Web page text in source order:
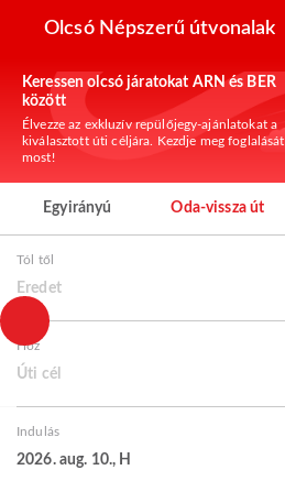
Olcsó Népszerű útvonalak
Keressen olcsó járatokat ARN és BER
között
Élvezze az exkluzív repülőjegy-ajánlatokat a
kiválasztott úti céljára. Kezdje meg foglalását
most!
Egyirányú Oda-vissza út
Tól től
Eredet
Hoz
Úti cél
Indulás
2026. aug. 10., H